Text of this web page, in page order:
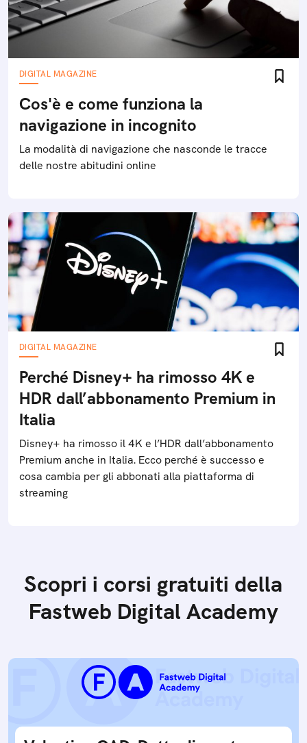
DIGITAL MAGAZINE
Cos'è e come funziona la
navigazione in incognito
La modalità di navigazione che nasconde le tracce
delle nostre abitudini online
DIGITAL MAGAZINE
Perché Disney+ ha rimosso 4K e
HDR dall’abbonamento Premium in
Italia
Disney+ ha rimosso il 4K e l’HDR dall’abbonamento
Premium anche in Italia. Ecco perché è successo e
cosa cambia per gli abbonati alla piattaforma di
streaming
Scopri i corsi gratuiti della
Fastweb Digital Academy